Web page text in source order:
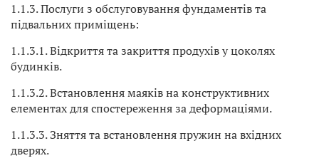
1.1.3. Послуги з обслуговування фундаментів та
підвальних приміщень:
1.1.3.1. Відкриття та закриття продухів у цоколях
будинків.
1.1.3.2. Встановлення маяків на конструктивних
елементах для спостереження за деформаціями.
1.1.3.3. Зняття та встановлення пружин на вхідних
дверях.